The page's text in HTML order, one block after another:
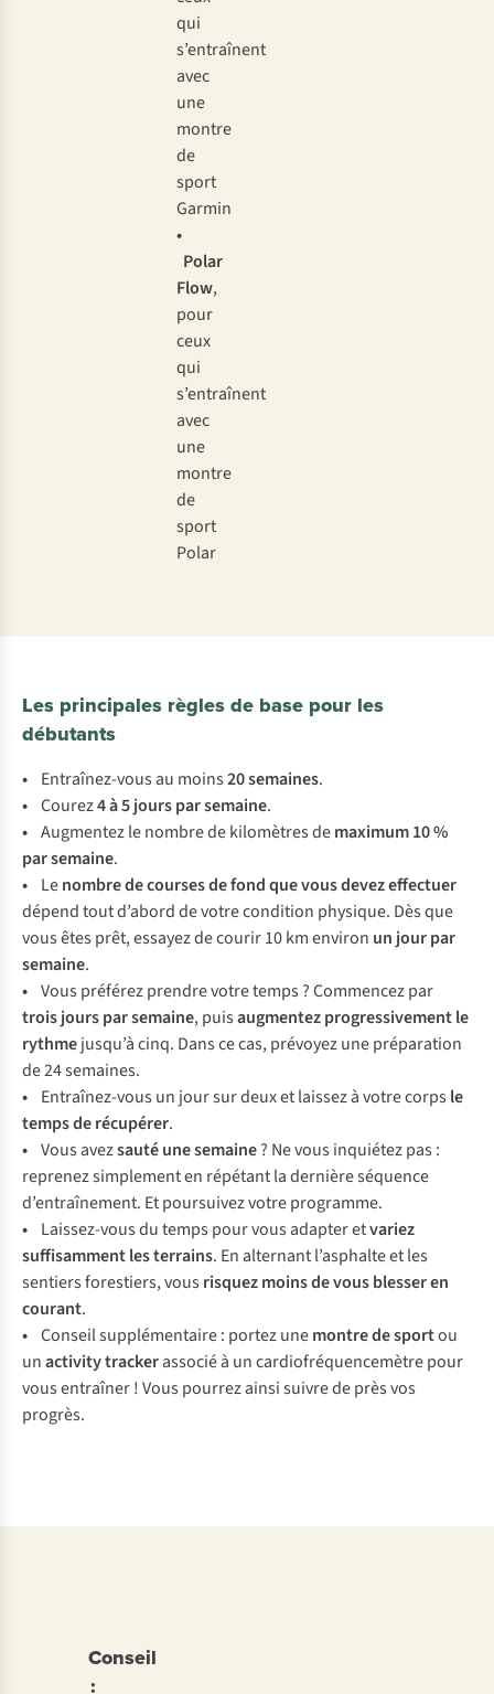
qui
s’entraînent
avec
une
montre
de
sport
Garmin
•
Polar
Flow,
pour
ceux
qui
s’entraînent
avec
une
montre
de
sport
Polar
Les principales règles de base pour les
débutants
• Entraînez-vous au moins20 semaines.
• Courez4 à 5 jours par semaine.
• Augmentez le nombre de kilomètres demaximum 10 %
par semaine.
• Lenombre de courses de fond que vous devez effectuer
dépend tout d’abord de votre condition physique. Dès que
vous êtes prêt, essayez de courir 10 km environ un jour par
semaine.
• Vous préférez prendre votre temps ? Commencez par
trois jours par semaine, puisaugmentez progressivement le
rythmejusqu’à cinq. Dans ce cas, prévoyez une préparation
de 24 semaines.
• Entraînez-vous un jour sur deux et laissez à votre corps le
temps de récupérer.
• Vous avezsauté une semaine? Ne vous inquiétez pas :
reprenez simplement en répétant la dernière séquence
d’entraînement. Et poursuivez votre programme.
• Laissez-vous du temps pour vous adapter etvariez
suffisamment les terrains. En alternant l’asphalte et les
sentiers forestiers, vous risquez moins de vous blesser en
courant.
• Conseil supplémentaire : portez unemontre de sportou
unactivity trackerassocié à un cardiofréquencemètre pour
vous entraîner ! Vous pourrez ainsi suivre de près vos
progrès.
Conseil
: